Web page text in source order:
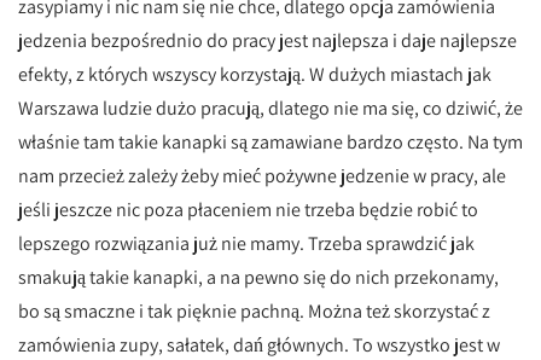
zasypiamy i nic nam się nie chce, dlatego opcja zamówienia
jedzenia bezpośrednio do pracy jest najlepsza i daje najlepsze
efekty, z których wszyscy korzystają. W dużych miastach jak
Warszawa ludzie dużo pracują, dlatego nie ma się, co dziwić, że
właśnie tam takie kanapki są zamawiane bardzo często. Na tym
nam przecież zależy żeby mieć pożywne jedzenie w pracy, ale
jeśli jeszcze nic poza płaceniem nie trzeba będzie robić to
lepszego rozwiązania już nie mamy. Trzeba sprawdzić jak
smakują takie kanapki, a na pewno się do nich przekonamy,
bo są smaczne i tak pięknie pachną. Można też skorzystać z
zamówienia zupy, sałatek, dań głównych. To wszystko jest w